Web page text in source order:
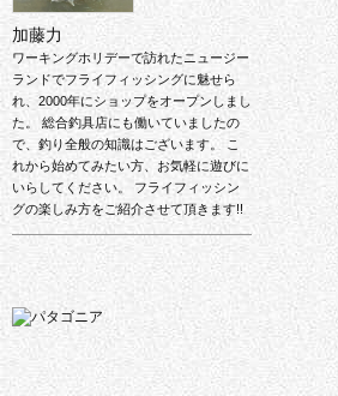
加藤力
ワーキングホリデーで訪れたニュージー
ランドでフライフィッシングに魅せら
れ、2000年にショップをオープンしまし
た。 総合釣具店にも働いていましたの
で、釣り全般の知識はございます。 こ
れから始めてみたい方、お気軽に遊びに
いらしてください。 フライフィッシン
グの楽しみ方をご紹介させて頂きます!!